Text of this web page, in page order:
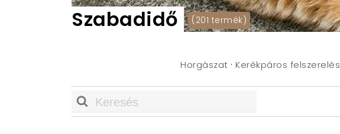
Szabadidő (201 termék)
Horgászat · Kerékpáros felszerelés